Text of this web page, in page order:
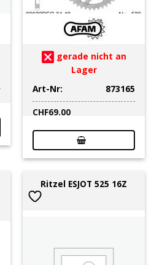
gerade nicht an
Lager
Art-Nr:
873165
CHF69.00
Ritzel ESJOT 525 16Z